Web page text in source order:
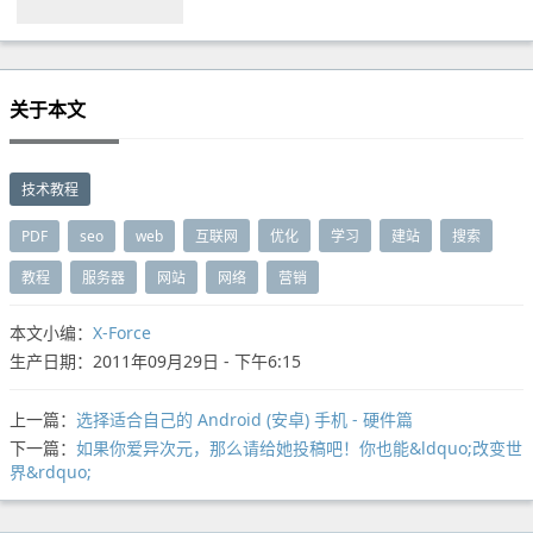
关于本文
技术教程
PDF seo web 互联网 优化 学习 建站 搜索
教程 服务器 网站 网络 营销
本文小编： X-Force
生产日期：2011年09月29日 - 下午6:15
上一篇： 选择适合自己的 Android (安卓) 手机 - 硬件篇
下一篇： 如果你爱异次元，那么请给她投稿吧！你也能&ldquo;改变世
界&rdquo;